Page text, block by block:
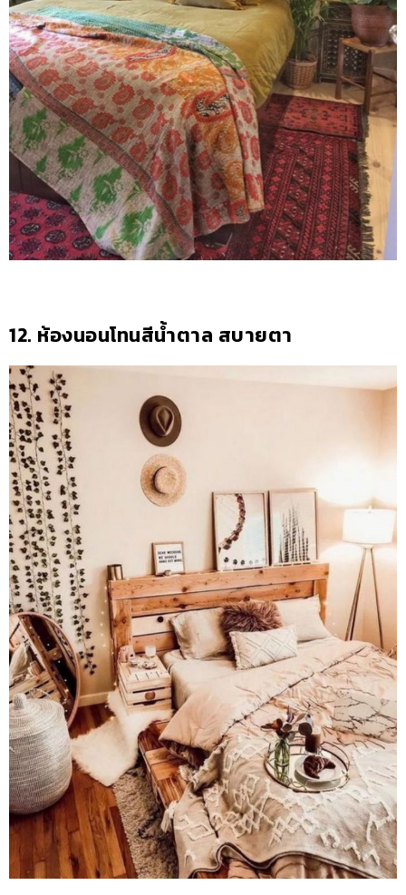
12. ห้องนอนโทนสีน้ำตาล สบายตา